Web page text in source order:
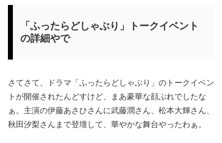
「ふったらどしゃぶり」トークイベント
の詳細やで
さてさて、ドラマ「ふったらどしゃぶり」のトークイベン
トが開催されたんどすけど、まあ豪華な顔ぶれでしたな
ぁ。主演の伊藤あさひさんに武藤潤さん、松本大輝さん、
秋田汐梨さんまで登壇して、華やかな舞台やったわぁ。